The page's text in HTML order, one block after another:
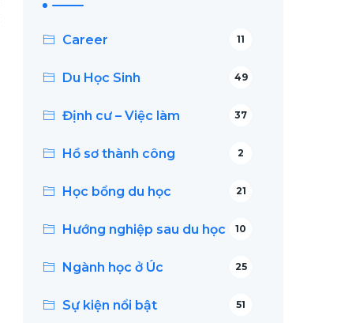
Career 11
Du Học Sinh 49
Định cư – Việc làm 37
Hồ sơ thành công 2
Học bổng du học 21
Hướng nghiệp sau du học 10
Ngành học ở Úc 25
Sự kiện nổi bật 51